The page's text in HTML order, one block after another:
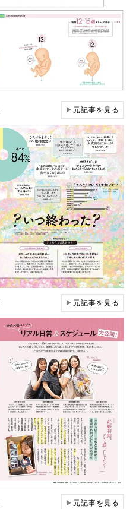
▶元記事を見る
▶元記事を見る
▶元記事を見る